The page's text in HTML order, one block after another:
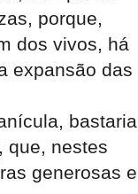
porque,
dos vivos, há
expansão das
bastaria
que, nestes
generosas e